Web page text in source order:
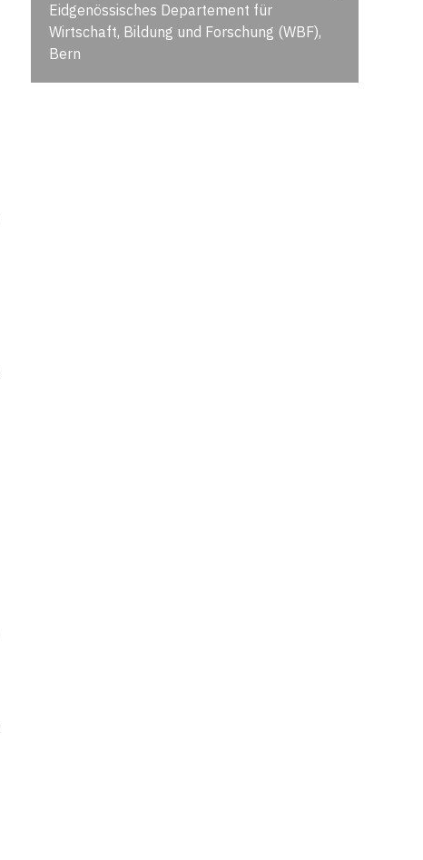
Eidgenössisches Departement für
Wirtschaft, Bildung und Forschung (WBF),
Bern